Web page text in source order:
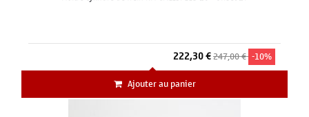
222,30 €247,00 € -10%
Ajouter au panier